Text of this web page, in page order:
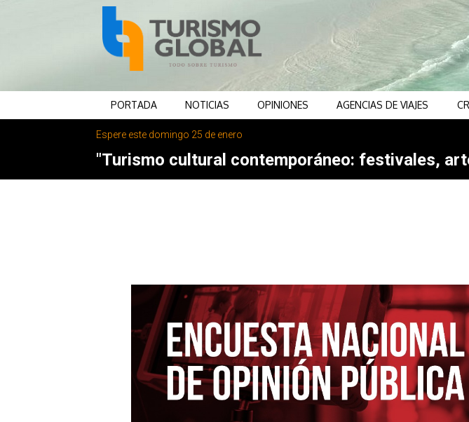
PORTADA NOTICIAS OPINIONES AGENCIAS DE VIAJES
Espere este domingo 25 de enero
"Turismo cultural contemporáneo: festivales,